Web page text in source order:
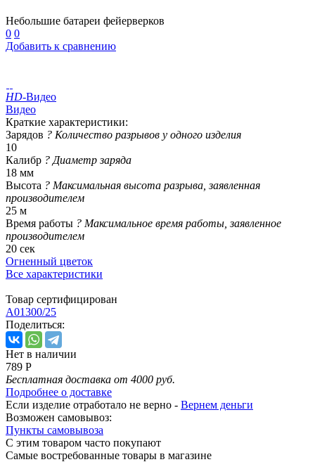
Небольшие батареи фейерверков
0 0
Добавить к сравнению
HD-Видео
Видео
Краткие характеристики:
Зарядов ? Количество разрывов у одного изделия
10
Калибр ? Диаметр заряда
18 мм
Высота ? Максимальная высота разрыва, заявленная
производителем
25 м
Время работы ? Максимальное время работы, заявленное
производителем
20 сек
Огненный цветок
Все характеристики
Товар сертифицирован
A01300/25
Поделиться:
Нет в наличии
789 Р
Бесплатная доставка от 4000 руб.
Подробнее о доставке
Если изделие отработало не верно - Вернем деньги
Возможен самовывоз:
Пункты самовывоза
С этим товаром часто покупают
Самые востребованные товары в магазине